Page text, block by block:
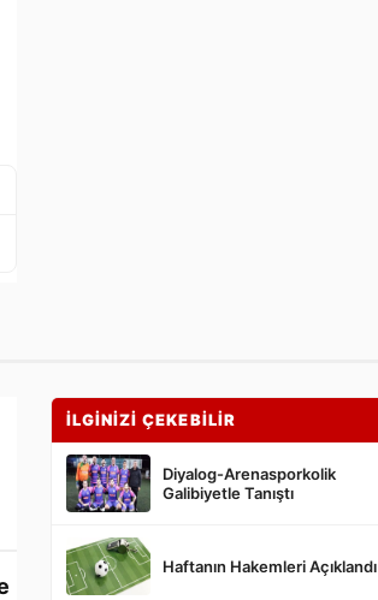
İLGİNİZİ ÇEKEBİLİR
Diyalog-Arenasporkolik
Galibiyetle Tanıştı
Haftanın Hakemleri Açıklandı